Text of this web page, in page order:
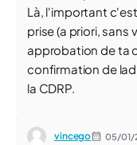
Là, l'important
prise (a priori, sans
approbation de ta
confirmation de
la CDRP.
vincego 05/01/